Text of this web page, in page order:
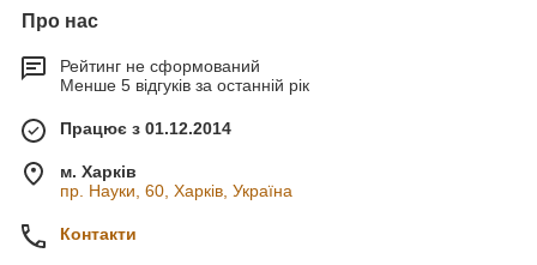
Про нас
Рейтинг не сформований
Менше 5 відгуків за останній рік
Працює з 01.12.2014
м. Харків
пр. Науки, 60, Харків, Україна
Контакти